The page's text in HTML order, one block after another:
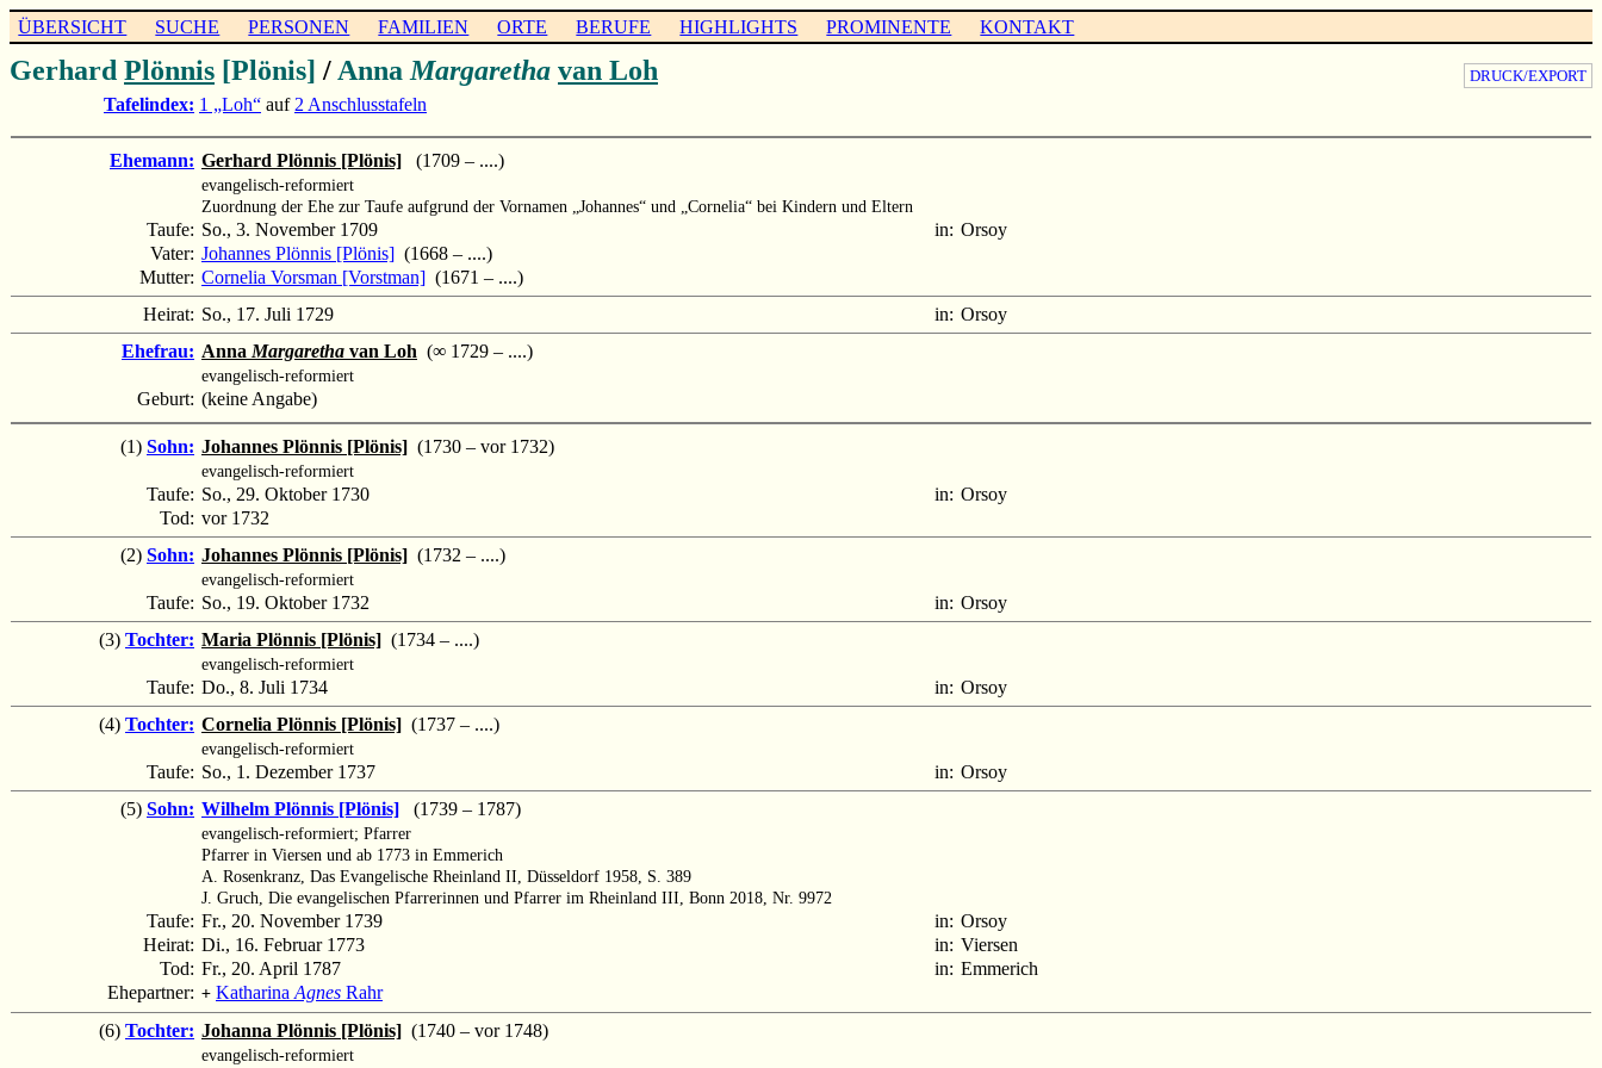
ÜBERSICHT SUCHE PERSONEN FAMILIEN ORTE BERUFE HIGHLIGHTS PROMINENTE KONTAKT
DRUCK/EXPORT
Gerhard Plönnis [Plönis] / Anna Margaretha van Loh
Tafelindex: 1 „Loh“ auf 2 Anschlusstafeln
Ehemann: Gerhard Plönnis [Plönis] (1709 – ....)
evangelisch-reformiert
Zuordnung der Ehe zur Taufe aufgrund der Vornamen „Johannes“ und „Cornelia“ bei Kindern und Eltern
Taufe: So., 3. November 1709 in: Orsoy
Vater: Johannes Plönnis [Plönis] (1668 – ....)
Mutter: Cornelia Vorsman [Vorstman] (1671 – ....)
Heirat: So., 17. Juli 1729 in: Orsoy
Ehefrau: Anna Margaretha van Loh (∞ 1729 – ....)
evangelisch-reformiert
Geburt: (keine Angabe)
(1) Sohn: Johannes Plönnis [Plönis] (1730 – vor 1732)
evangelisch-reformiert
Taufe: So., 29. Oktober 1730 in: Orsoy
Tod: vor 1732
(2) Sohn: Johannes Plönnis [Plönis] (1732 – ....)
evangelisch-reformiert
Taufe: So., 19. Oktober 1732 in: Orsoy
(3) Tochter: Maria Plönnis [Plönis] (1734 – ....)
evangelisch-reformiert
Taufe: Do., 8. Juli 1734 in: Orsoy
(4) Tochter: Cornelia Plönnis [Plönis] (1737 – ....)
evangelisch-reformiert
Taufe: So., 1. Dezember 1737 in: Orsoy
(5) Sohn: Wilhelm Plönnis [Plönis] (1739 – 1787)
evangelisch-reformiert; Pfarrer
Pfarrer in Viersen und ab 1773 in Emmerich
A. Rosenkranz, Das Evangelische Rheinland II, Düsseldorf 1958, S. 389
J. Gruch, Die evangelischen Pfarrerinnen und Pfarrer im Rheinland III, Bonn 2018, Nr. 9972
Taufe: Fr., 20. November 1739 in: Orsoy
Heirat: Di., 16. Februar 1773 in: Viersen
Tod: Fr., 20. April 1787 in: Emmerich
Ehepartner: + Katharina Agnes Rahr
(6) Tochter: Johanna Plönnis [Plönis] (1740 – vor 1748)
evangelisch-reformiert